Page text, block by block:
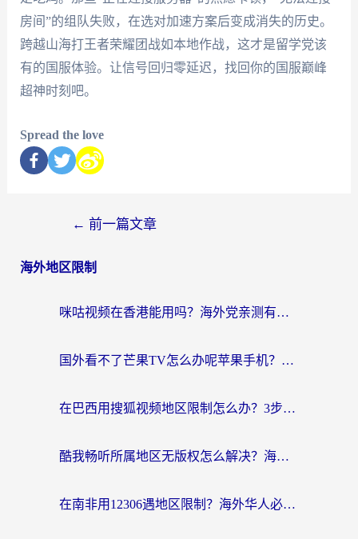
房间”的组队失败，在选对加速方案后变成消失的历史。
跨越山海打王者荣耀团战如本地作战，这才是留学党该
有的国服体验。让信号回归零延迟，找回你的国服巅峰
超神时刻吧。
Spread the love
← 前一篇文章
海外地区限制
咪咕视频在香港能用吗？海外党亲测有效的回国加速方案来了
国外看不了芒果TV怎么办呢苹果手机？海外党追剧游戏的全能解决方案
在巴西用搜狐视频地区限制怎么办？3步解决海外看国内剧的烦恼
酷我畅听所属地区无版权怎么解决？海外党必看的回国加速全攻略
在南非用12306遇地区限制？海外华人必看的回国加速全攻略（附B站芒果TV解锁技巧）